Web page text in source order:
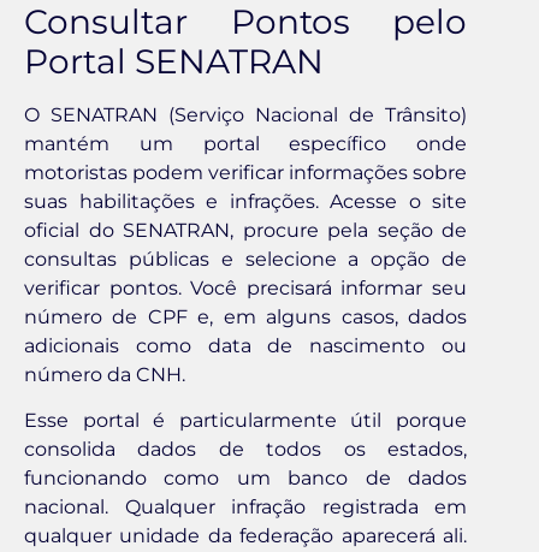
Consultar Pontos pelo
Portal SENATRAN
O SENATRAN (Serviço Nacional de Trânsito)
mantém um portal específico onde
motoristas podem verificar informações sobre
suas habilitações e infrações. Acesse o site
oficial do SENATRAN, procure pela seção de
consultas públicas e selecione a opção de
verificar pontos. Você precisará informar seu
número de CPF e, em alguns casos, dados
adicionais como data de nascimento ou
número da CNH.
Esse portal é particularmente útil porque
consolida dados de todos os estados,
funcionando como um banco de dados
nacional. Qualquer infração registrada em
qualquer unidade da federação aparecerá ali.